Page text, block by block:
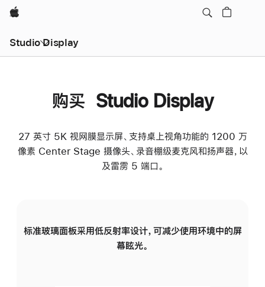
Apple
Studio Display
购买 Studio Display
27 英寸 5K 视网膜显示屏、支持桌上视角功能的 1200 万
像素 Center Stage 摄像头、录音棚级麦克风和扬声器，以
及雷雳 5 端口。
标准玻璃面板采用低反射率设计，可减少使用环境中的屏
幕眩光。